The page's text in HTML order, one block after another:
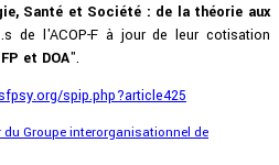
Santé et Société : de la théorie aux
de l'ACOP-F à jour de leur cotisation
et DOA".
spip.php?article425
Groupe interorganisationnel de